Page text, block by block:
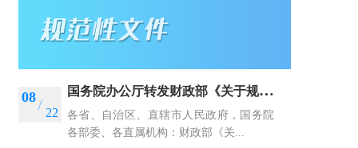
08
22
国
务院办公厅转发财政部《关于规范政府和社会资本合作存量项目建设和运营的指导意见》的通知
各省、自治区、直辖市人民政府，国务院
各部委、各直属机构：财政部《关...